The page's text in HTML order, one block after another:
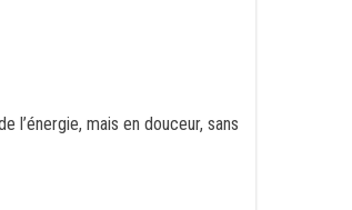
l’énergie, mais en douceur, sans